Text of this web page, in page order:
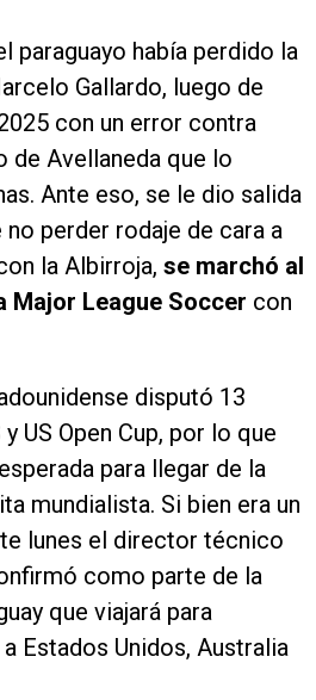
paraguayo había perdido la
Gallardo, luego de
con un error contra
de Avellaneda que lo
Ante eso, se le dio salida
perder rodaje de cara a
la Albirroja, se marchó al
Major League Soccer con
disputó 13
US Open Cup, por lo que
para llegar de la
mundialista. Si bien era un
lunes el director técnico
como parte de la
que viajará para
Estados Unidos, Australia